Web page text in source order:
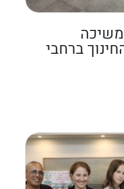
ברחבי